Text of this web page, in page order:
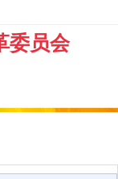
委员会